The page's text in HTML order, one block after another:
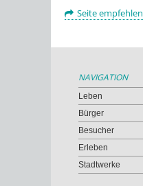
Seite empfehlen
NAVIGATION
Leben
Bürger
Besucher
Erleben
Stadtwerke